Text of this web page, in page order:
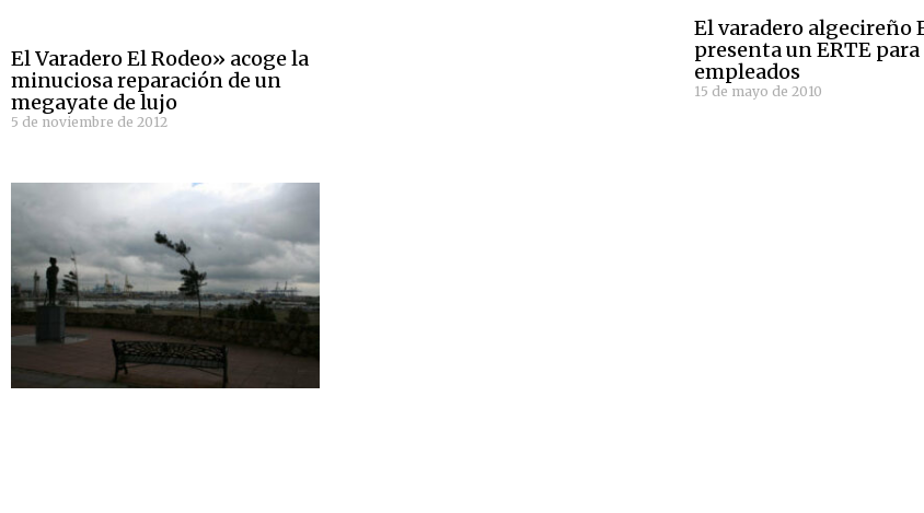
El Varadero El Rodeo» acoge la
minuciosa reparación de un
megayate de lujo
5 de noviembre de 2012
El varadero algecireño
presenta un ERTE para
empleados
15 de mayo de 2010